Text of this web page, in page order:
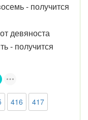
- получится
девяноста
- получится
416 417